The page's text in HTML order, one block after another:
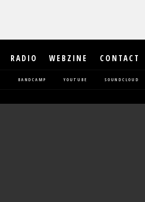
RADIO WEBZINE CONTACT
BANDCAMP YOUTUBE SOUNDCLOUD